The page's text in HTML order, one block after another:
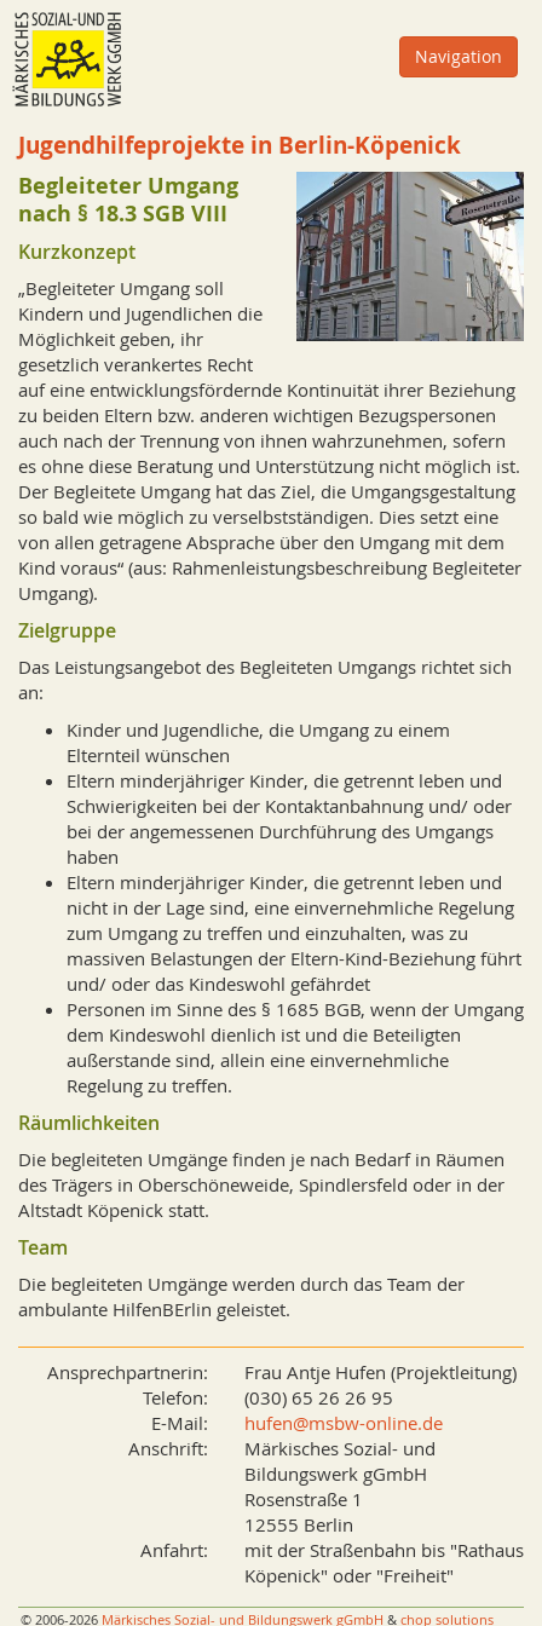
Zum
Inhalt
oder
zur
Navigation
Navigation
Jugendhilfeprojekte in Berlin-Köpenick
Begleiteter Umgang
nach § 18.3 SGB VIII
Kurzkonzept
„Begleiteter Umgang soll
Kindern und Jugendlichen die
Möglichkeit geben, ihr
gesetzlich verankertes Recht
auf eine entwicklungsfördernde Kontinuität ihrer Beziehung
zu beiden Eltern bzw. anderen wichtigen Bezugspersonen
auch nach der Trennung von ihnen wahrzunehmen, sofern
es ohne diese Beratung und Unterstützung nicht möglich ist.
Der Begleitete Umgang hat das Ziel, die Umgangsgestaltung
so bald wie möglich zu verselbstständigen. Dies setzt eine
von allen getragene Absprache über den Umgang mit dem
Kind voraus“ (aus: Rahmenleistungsbeschreibung Begleiteter
Umgang).
Zielgruppe
Das Leistungsangebot des Begleiteten Umgangs richtet sich
an:
Kinder und Jugendliche, die Umgang zu einem
Elternteil wünschen
Eltern minderjähriger Kinder, die getrennt leben und
Schwierigkeiten bei der Kontaktanbahnung und/ oder
bei der angemessenen Durchführung des Umgangs
haben
Eltern minderjähriger Kinder, die getrennt leben und
nicht in der Lage sind, eine einvernehmliche Regelung
zum Umgang zu treffen und einzuhalten, was zu
massiven Belastungen der Eltern-Kind-Beziehung führt
und/ oder das Kindeswohl gefährdet
Personen im Sinne des § 1685 BGB, wenn der Umgang
dem Kindeswohl dienlich ist und die Beteiligten
außerstande sind, allein eine einvernehmliche
Regelung zu treffen.
Räumlichkeiten
Die begleiteten Umgänge finden je nach Bedarf in Räumen
des Trägers in Oberschöneweide, Spindlersfeld oder in der
Altstadt Köpenick statt.
Team
Die begleiteten Umgänge werden durch das Team der
ambulante HilfenBErlin geleistet.
Ansprechpartnerin:
Frau Antje Hufen (Projektleitung)
Telefon:
(030) 65 26 26 95
E-Mail:
hufen@msbw-online.de
Anschrift:
Märkisches Sozial- und
Bildungswerk gGmbH
Rosenstraße 1
12555 Berlin
Anfahrt:
mit der Straßenbahn bis "Rathaus
Köpenick" oder "Freiheit"
© 2006-2026 Märkisches Sozial- und Bildungswerk gGmbH & chop solutions